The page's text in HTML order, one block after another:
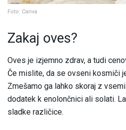
Foto: Canva
Zakaj oves?
Oves je izjemno zdrav, a tudi
Če mislite, da se ovseni kosmiči
Zmešamo ga lahko skoraj z
dodatek k enolončnici ali solati.
sladke različice.